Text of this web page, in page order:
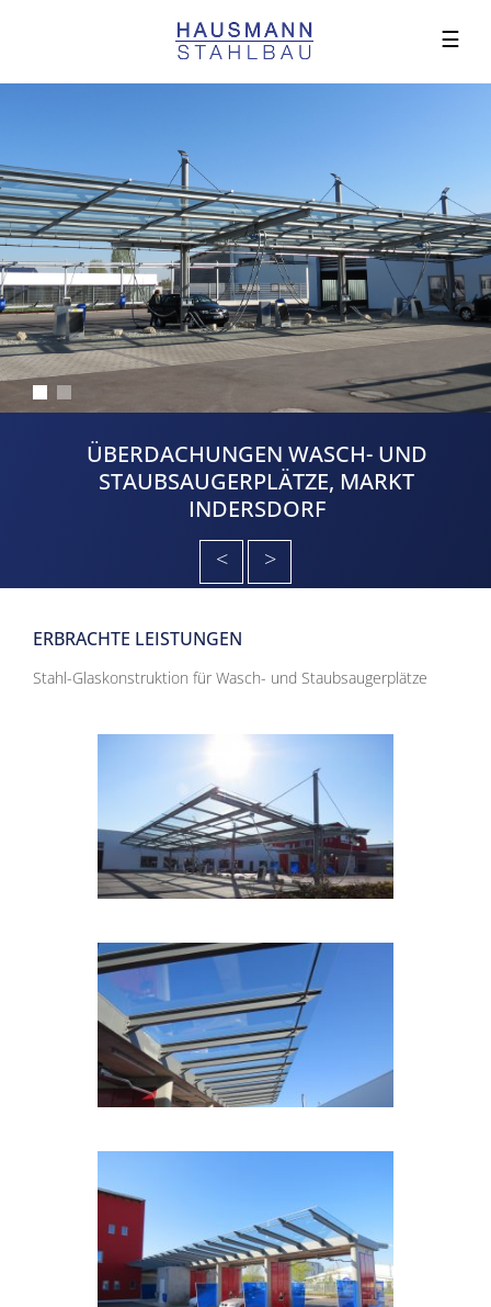
☰
ÜBERDACHUNGEN WASCH- UND
STAUBSAUGERPLÄTZE, MARKT
INDERSDORF
<
>
ERBRACHTE LEISTUNGEN
Stahl-Glaskonstruktion für Wasch- und Staubsaugerplätze